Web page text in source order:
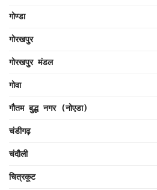
गोण्डा
गोरखपुर
गोरखपुर मंडल
गोवा
गौतम बुद्ध नगर (नोएडा)
चंडीगढ़
चंदौली
चित्रकूट